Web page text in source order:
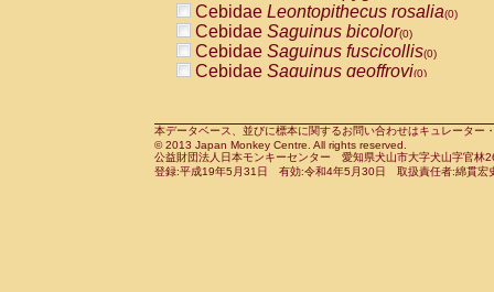
CercopithecidaeCercocebus
CercopithecidaeCercocebus
CercopithecidaeCercocebus
CercopithecidaeCercocebushybrid
CercopithecidaePapio anubis(0)
CercopithecidaePapio cynocephalus
CercopithecidaePapio hamadryas(0)
Cebidae Leontopithecus rosalia(0)
Cebidae Saguinus bicolor(0)
Cebidae Saguinus fuscicollis(0)
Cebidae Saguinus geoffroyi(0)
CebidaeSaguinus leucopus(0)
CebidaeSaguinus midas(0)
Cebidae Saguinus mystax(0)
本データベース、並びに標本に関するお問い合わせはキュレータ
© 2013 Japan Monkey Centre. All rights reserved.
公益財団法人日本モンキーセンター 愛知県犬山市大字犬山字官
登録:平成19年5月31日 有効:令和4年5月30日 取扱責任者:綿貫宏